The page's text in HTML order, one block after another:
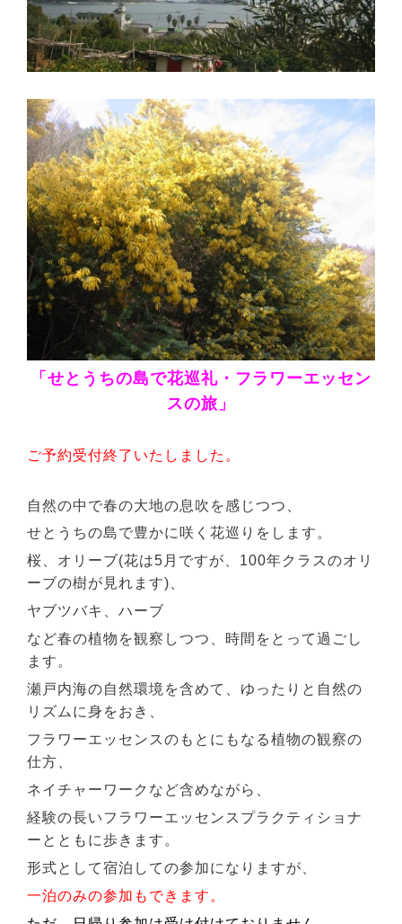
「せとうちの島で花巡礼・フラワーエッセン
スの旅」
ご予約受付終了いたしました。
自然の中で春の大地の息吹を感じつつ、
せとうちの島で豊かに咲く花巡りをします。
桜、オリーブ(花は5月ですが、100年クラスのオリ
ーブの樹が見れます)、
ヤブツバキ、ハーブ
など春の植物を観察しつつ、時間をとって過ごし
ます。
瀬戸内海の自然環境を含めて、ゆったりと自然の
リズムに身をおき、
フラワーエッセンスのもとにもなる植物の観察の
仕方、
ネイチャーワークなど含めながら、
経験の長いフラワーエッセンスプラクティショナ
ーとともに歩きます。
形式として宿泊しての参加になりますが、
一泊のみの参加もできます。